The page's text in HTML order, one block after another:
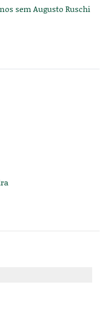
sem Augusto Ruschi